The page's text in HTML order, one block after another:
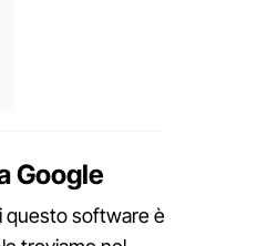
Google
questo software è